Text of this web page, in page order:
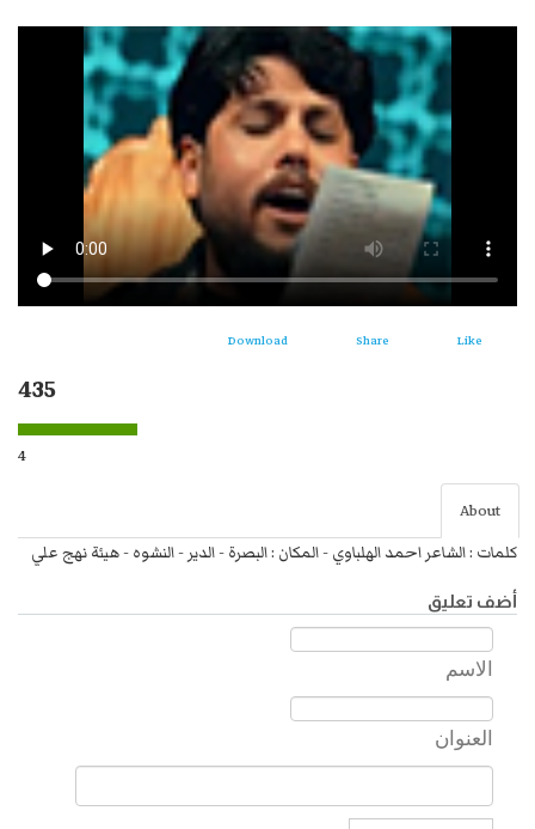
Like
Share
Download
435
4
About
كلمات : الشاعر احمد الهلباوي - المكان : البصرة - الدير - النشوه - هيئة نهج علي
أضف تعليق
الاسم
العنوان